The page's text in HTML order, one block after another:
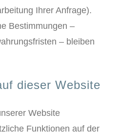
Ihrer Anfrage).
Bestimmungen –
– bleiben
dieser Website
Website
Funktionen auf der